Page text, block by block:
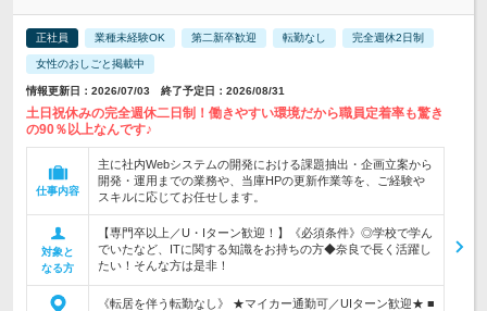
正社員 業種未経験OK 第二新卒歓迎 転勤なし 完全週休2日制
女性のおしごと掲載中
情報更新日：2026/07/03 終了予定日：2026/08/31
土日祝休みの完全週休二日制！働きやすい環境だから職員定着率も驚き
の90％以上なんです♪
仕事内容
主に社内Webシステムの開発における課題抽出・企画立案から
開発・運用までの業務や、当庫HPの更新作業等を、ご経験や
スキルに応じてお任せします。
対象と
なる方
【専門卒以上／U・Iターン歓迎！】《必須条件》◎学校で学ん
でいたなど、ITに関する知識をお持ちの方◆奈良で長く活躍し
たい！そんな方は是非！
《転居を伴う転勤なし》 ★マイカー通勤可／UIターン歓迎★ ■